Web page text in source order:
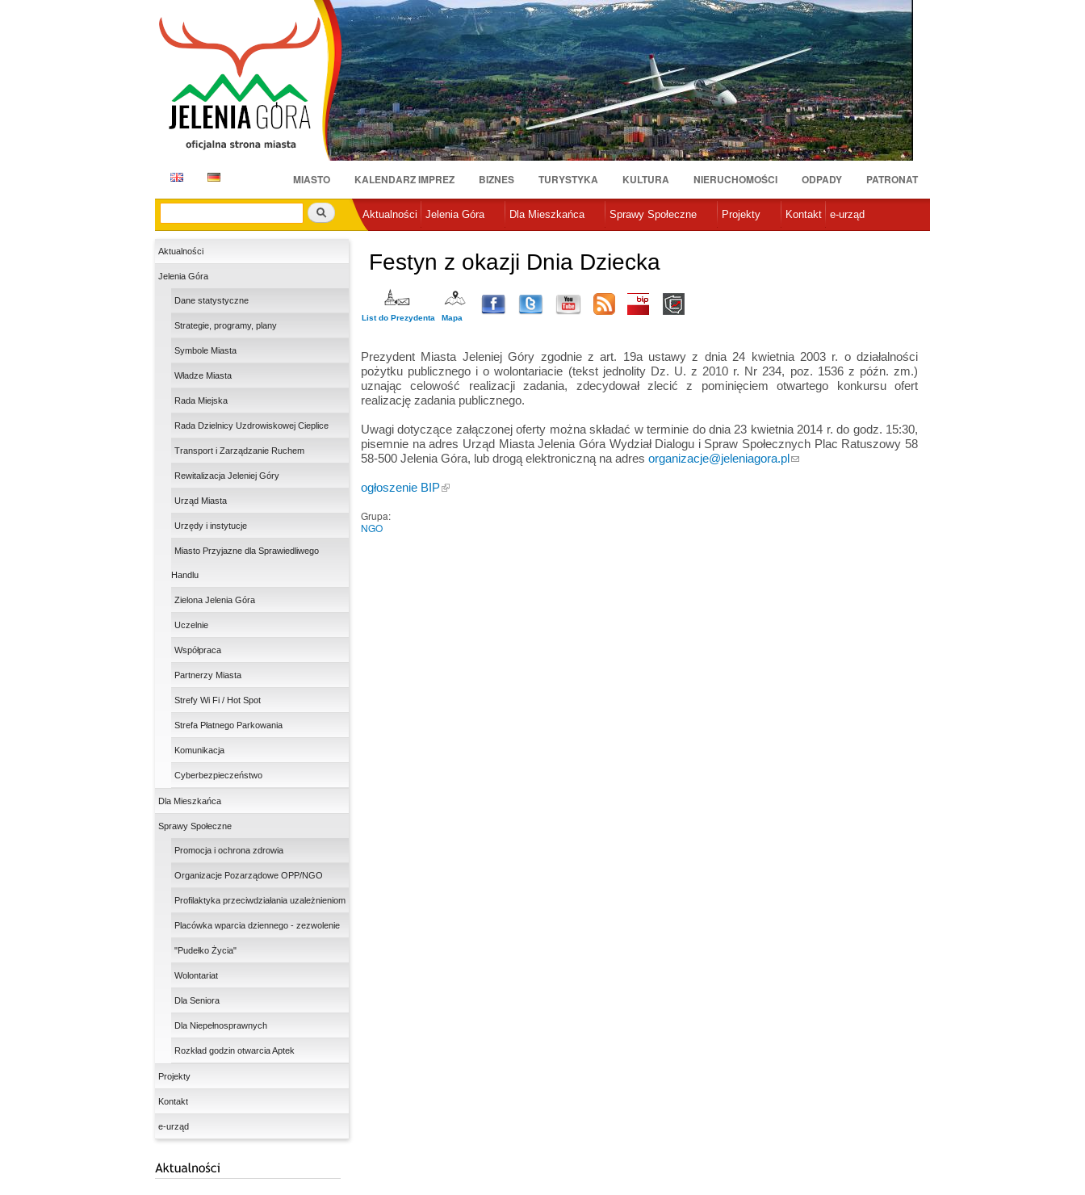
Przejdź
do
treści
E
D
MIASTO KALENDARZ IMPREZ BIZNES TURYSTYKA KULTURA NIERUCHOMOŚCI ODPADY PATRONAT
Szukaj
Aktualności Jelenia Góra Dla Mieszkańca Sprawy Społeczne Projekty Kontakt e-urząd
Aktualności
Jelenia Góra
Dane statystyczne
Strategie, programy, plany
Symbole Miasta
Władze Miasta
Rada Miejska
Rada Dzielnicy Uzdrowiskowej Cieplice
Transport i Zarządzanie Ruchem
Rewitalizacja Jeleniej Góry
Urząd Miasta
Urzędy i instytucje
Miasto Przyjazne dla Sprawiedliwego
Handlu
Zielona Jelenia Góra
Uczelnie
Współpraca
Partnerzy Miasta
Strefy Wi Fi / Hot Spot
Strefa Płatnego Parkowania
Komunikacja
Cyberbezpieczeństwo
Dla Mieszkańca
Sprawy Społeczne
Promocja i ochrona zdrowia
Organizacje Pozarządowe OPP/NGO
Profilaktyka przeciwdziałania uzależnieniom
Placówka wparcia dziennego - zezwolenie
"Pudełko Życia"
Wolontariat
Dla Seniora
Dla Niepełnosprawnych
Rozkład godzin otwarcia Aptek
Projekty
Kontakt
e-urząd
Festyn z okazji Dnia Dziecka
List do Prezydenta Mapa
Prezydent Miasta Jeleniej Góry zgodnie z art. 19a ustawy z dnia 24 kwietnia 2003 r. o działalności
pożytku publicznego i o wolontariacie (tekst jednolity Dz. U. z 2010 r. Nr 234, poz. 1536 z późn. zm.)
uznając celowość realizacji zadania, zdecydował zlecić z pominięciem otwartego konkursu ofert
realizację zadania publicznego.
Uwagi dotyczące załączonej oferty można składać w terminie do dnia 23 kwietnia 2014 r. do godz. 15:30,
pisemnie na adres Urząd Miasta Jelenia Góra Wydział Dialogu i Spraw Społecznych Plac Ratuszowy 58
58-500 Jelenia Góra, lub drogą elektroniczną na adres organizacje@jeleniagora.pl
ogłoszenie BIP
Grupa:
NGO